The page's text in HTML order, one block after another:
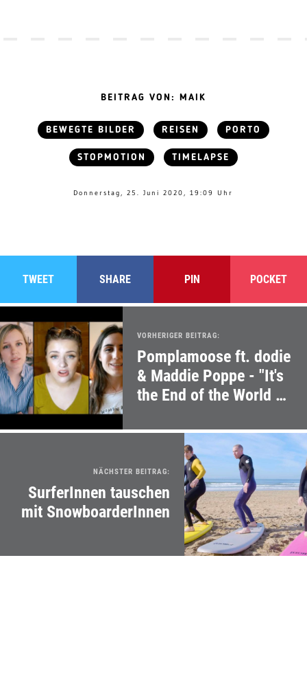
BEITRAG VON: MAIK
BEWEGTE BILDER REISEN PORTO
STOPMOTION TIMELAPSE
Donnerstag, 25. Juni 2020, 19:09 Uhr
TWEET SHARE PIN POCKET
VORHERIGER BEITRAG:
Pomplamoose ft. dodie
& Maddie Poppe - "It's
the End of the World as
NÄCHSTER BEITRAG:
SurferInnen tauschen
mit SnowboarderInnen